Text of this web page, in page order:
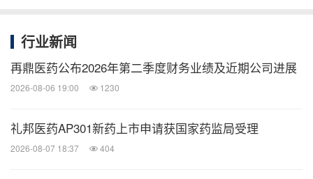
和用于慢性TED的REVEAL-2研究）的阳性主要结
果。Elegrobart在两项研究中总体耐受性良好。再
鼎医药从Zenas BioPharma处获得在大中华区开发
中华区开展一项3期桥接研究。
– 用于活动性TED
行业新闻
再鼎医药公布2026年第二季度财务业绩及近期公司进展
2026-08-06 19:00 1230
礼邦医药AP301新药上市申请获国家药监局受理
2026-08-07 18:37 404